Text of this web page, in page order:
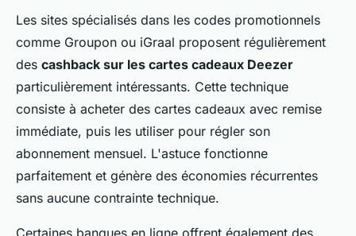
Les sites spécialisés dans les codes promotionnels
comme Groupon ou iGraal proposent régulièrement
des cashback sur les cartes cadeaux Deezer
particulièrement intéressants. Cette technique
consiste à acheter des cartes cadeaux avec remise
immédiate, puis les utiliser pour régler son
abonnement mensuel. L'astuce fonctionne
parfaitement et génère des économies récurrentes
sans aucune contrainte technique.
Certaines banques en ligne offrent également des